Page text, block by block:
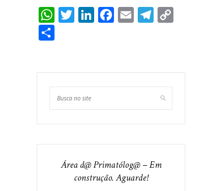
WhatsApp
Twitter
LinkedIn
Facebook
Email
Área d@ Primatólog@ – Em
construção. Aguarde!